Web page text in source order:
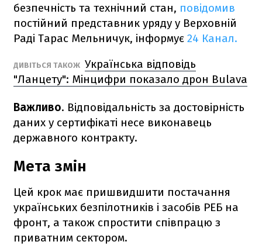
безпечність та технічний стан, повідомив
постійний представник уряду у Верховній
Раді Тарас Мельничук, інформує 24 Канал.
ДИВІТЬСЯ ТАКОЖ Українська відповідь
"Ланцету": Мінцифри показало дрон Bulava
Важливо. Відповідальність за достовірність
даних у сертифікаті несе виконавець
державного контракту.
Мета змін
Цей крок має пришвидшити постачання
українських безпілотників і засобів РЕБ на
фронт, а також спростити співпрацю з
приватним сектором.